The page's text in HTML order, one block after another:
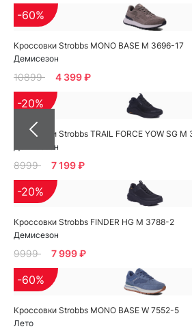
Кроссовки Strobbs MONO BASE M 3696-17
Демисезон
-60%
10899 4 399 ₽
Кроссовки Strobbs TRAIL FORCE YOW SG M
Демисезон
-20%
8999 7 199 ₽
Кроссовки Strobbs FINDER HG M 3788-2
Демисезон
-20%
9999 7 999 ₽
Кроссовки Strobbs MONO BASE W 7552-5
Лето
-60%